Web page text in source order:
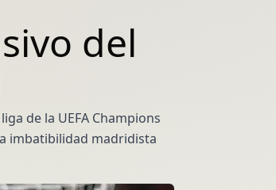
del
de la UEFA Champions
imbatibilidad madridista